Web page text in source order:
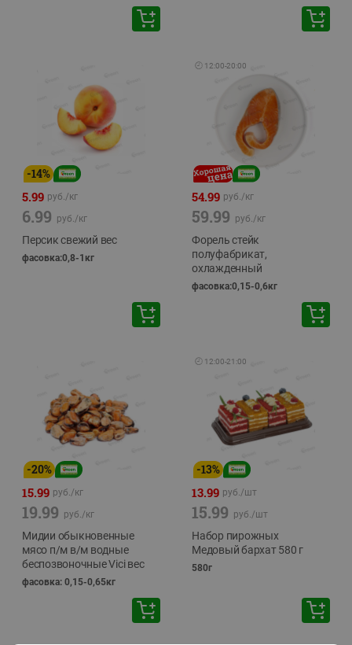
-14%
5.99 руб./кг
6.99 руб./кг
Персик свежий вес
фасовка:0,8-1кг
🕘 12:00-20:00
54.99 руб./кг
59.99 руб./кг
Форель стейк
полуфабрикат,
охлажденный
фасовка:0,15-0,6кг
-20%
15.99 руб./кг
19.99 руб./кг
Мидии обыкновенные
мясо п/м в/м водные
беспозвоночные Vici вес
фасовка: 0,15-0,65кг
🕘 12:00-21:00
-13%
13.99 руб./шт
15.99 руб./шт
Набор пирожных
Медовый бархат 580 г
580г